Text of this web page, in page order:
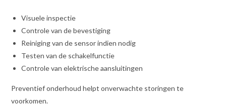
Visuele inspectie
Controle van de bevestiging
Reiniging van de sensor indien nodig
Testen van de schakelfunctie
Controle van elektrische aansluitingen
Preventief onderhoud helpt onverwachte storingen te
voorkomen.